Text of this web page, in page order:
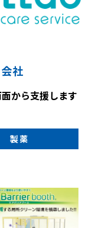
社
から支援します
製薬